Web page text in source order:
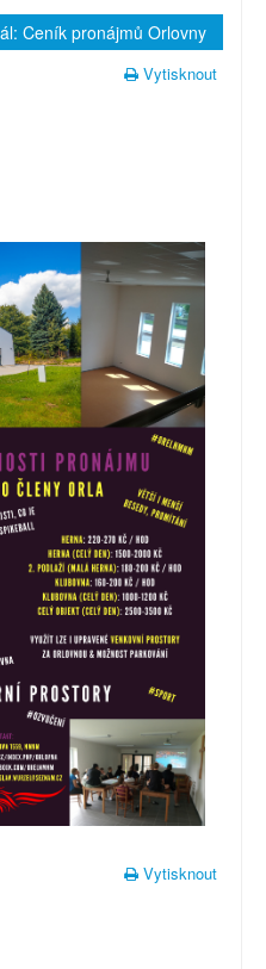
Ceník pronájmů Orlovny
Vytisknout
Vytisknout